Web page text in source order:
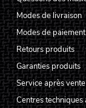
Modes de livraison
Modes de paiement
Retours produits
Garanties produits
Service après vente
Centres